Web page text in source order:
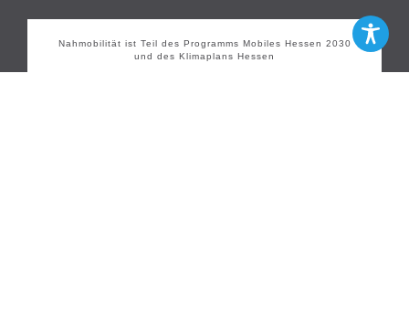
Nahmobilität ist Teil des Programms Mobiles Hessen 2030
und des Klimaplans Hessen